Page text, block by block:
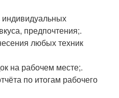
индивидуальных
предпочтения;.
любых техник
на рабочем месте;.
по итогам рабочего